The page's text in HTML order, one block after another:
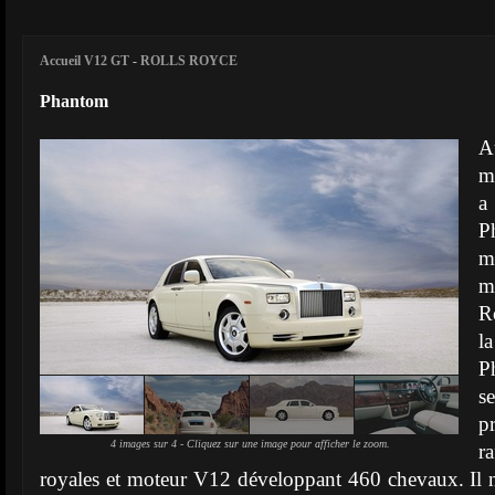
Accueil V12 GT - ROLLS ROYCE
Phantom
4 images sur 4 - Cliquez sur une image pour afficher le zoom.
a
royales et moteur V12 développant 460 chevaux. Il